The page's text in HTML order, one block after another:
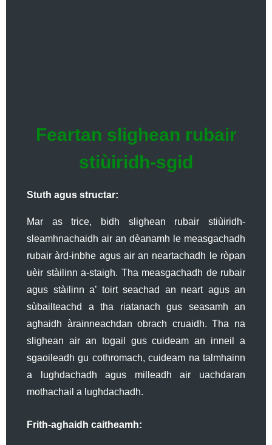
Feartan slighean rubair
stiùiridh-sgid
Stuth agus structar:
Mar as trice, bidh slighean rubair stiùiridh-
sleamhnachaidh air an dèanamh le measgachadh
rubair àrd-inbhe agus air an neartachadh le ròpan
uèir stàilinn a-staigh. Tha measgachadh de rubair
agus stàilinn a’ toirt seachad an neart agus an
sùbailteachd a tha riatanach gus seasamh an
aghaidh àrainneachdan obrach cruaidh. Tha na
slighean air an togail gus cuideam an inneil a
sgaoileadh gu cothromach, cuideam na talmhainn
a lughdachadh agus milleadh air uachdaran
mothachail a lughdachadh.
Frith-aghaidh caitheamh: